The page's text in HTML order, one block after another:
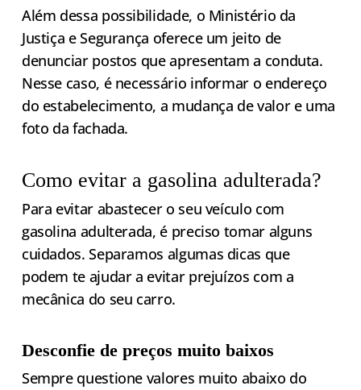
Além dessa possibilidade, o Ministério da
Justiça e Segurança oferece um jeito de
denunciar postos que apresentam a conduta.
Nesse caso, é necessário informar o endereço
do estabelecimento, a mudança de valor e uma
foto da fachada.
Como evitar a gasolina adulterada?
Para evitar abastecer o seu veículo com
gasolina adulterada, é preciso tomar alguns
cuidados. Separamos algumas dicas que
podem te ajudar a evitar prejuízos com a
mecânica do seu carro.
Desconfie de preços muito baixos
Sempre questione valores muito abaixo do